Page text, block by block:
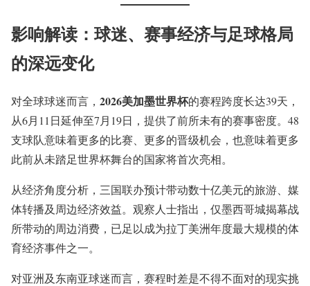
影响解读：球迷、赛事经济与足球格局
的深远变化
对全球球迷而言， 2026美加墨世界杯的赛程跨度长达39天，
从6月11日延伸至7月19日，提供了前所未有的赛事密度。48
支球队意味着更多的比赛、更多的晋级机会，也意味着更多
此前从未踏足世界杯舞台的国家将首次亮相。
从经济角度分析，三国联办预计带动数十亿美元的旅游、媒
体转播及周边经济效益。观察人士指出，仅墨西哥城揭幕战
所带动的周边消费，已足以成为拉丁美洲年度最大规模的体
育经济事件之一。
对亚洲及东南亚球迷而言，赛程时差是不得不面对的现实挑